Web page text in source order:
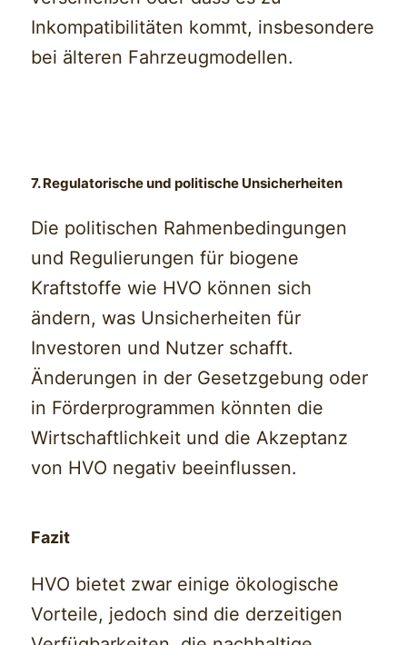
Inkompatibilitäten kommt, insbesondere
bei älteren Fahrzeugmodellen.
7. Regulatorische und politische Unsicherheiten
Die politischen Rahmenbedingungen
und Regulierungen für biogene
Kraftstoffe wie HVO können sich
ändern, was Unsicherheiten für
Investoren und Nutzer schafft.
Änderungen in der Gesetzgebung oder
in Förderprogrammen könnten die
Wirtschaftlichkeit und die Akzeptanz
von HVO negativ beeinflussen.
Fazit
HVO bietet zwar einige ökologische
Vorteile, jedoch sind die derzeitigen